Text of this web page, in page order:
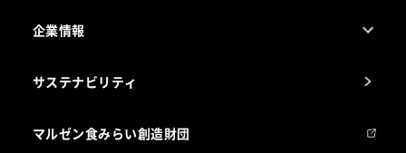
企業情報
会社組織
サステナビリティ
マルゼン食みらい創造財団